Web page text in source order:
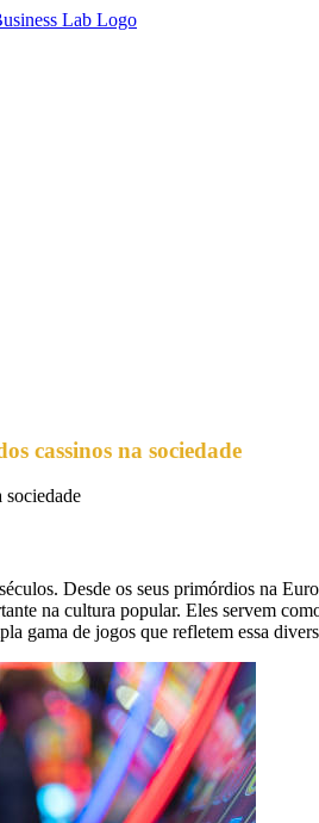
cassinos na sociedade
sociedade
Desde os seus primórdios na
na cultura popular. Eles servem
gama de jogos que refletem essa